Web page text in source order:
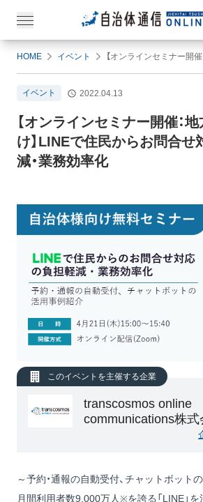
HOME イベント
イベント 2022.04.13
【オンラインセミナー開催：
け】LINEで住民からお問合せ
減・業務効率化
このイベントを主催する企業
transcosmos online
communications株式
～予約・通報の自動受付、チャットボット
月間利用者数9,000万人 ※を誇る「LINE」